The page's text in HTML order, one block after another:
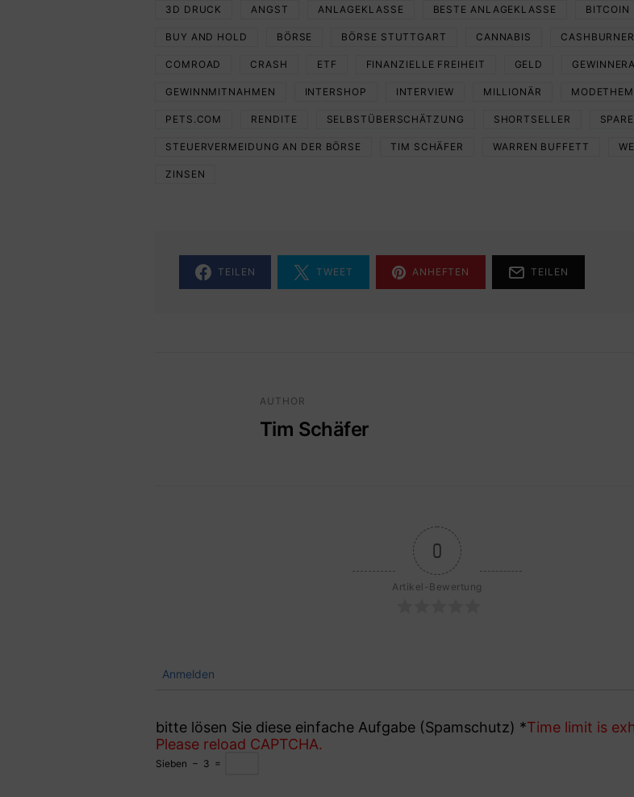
3D DRUCK ANGST ANLAGEKLASSE BESTE ANLAGEKLASSE BITCOIN
BUY AND HOLD BÖRSE BÖRSE STUTTGART CANNABIS CASHBURNER
COMROAD CRASH ETF FINANZIELLE FREIHEIT GELD
GEWINNMITNAHMEN INTERSHOP INTERVIEW MILLIONÄR
PETS.COM RENDITE SELBSTÜBERSCHÄTZUNG SHORTSELLER
STEUERVERMEIDUNG AN DER BÖRSE TIM SCHÄFER WARREN BUFFETT
ZINSEN
TEILEN TWEET ANHEFTEN TEILEN
AUTHOR
Tim Schäfer
0
Artikel-Bewertung
Anmelden
bitte lösen Sie diese einfache Aufgabe (Spamschutz) *Time limit is
Please reload CAPTCHA.
Sieben − 3 =